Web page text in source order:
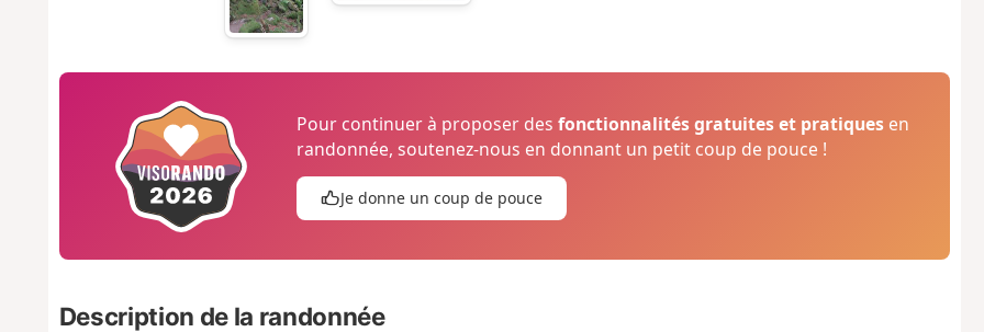
Pour continuer à proposer desfonctionnalités gratuites et pratiques en
randonnée, soutenez-nous en donnant un petit coup de pouce !
Je donne un coup de pouce
Description de la randonnée